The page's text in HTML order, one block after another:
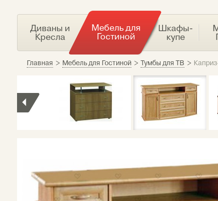
Диваны и
Кресла
Мебель для
Гостиной
Шкафы-
купе
Главная > Мебель для Гостиной > Тумбы для ТВ >